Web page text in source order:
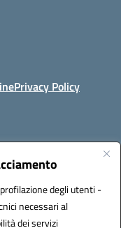
degli utenti -
necessari al
dei servizi
Privacy Policy
SSIS019006